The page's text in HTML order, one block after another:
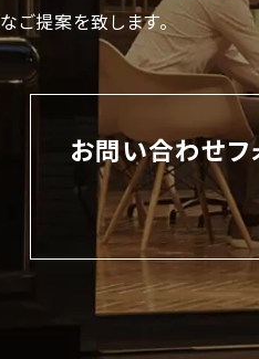
ご提案を致します。
お問い合わせフ